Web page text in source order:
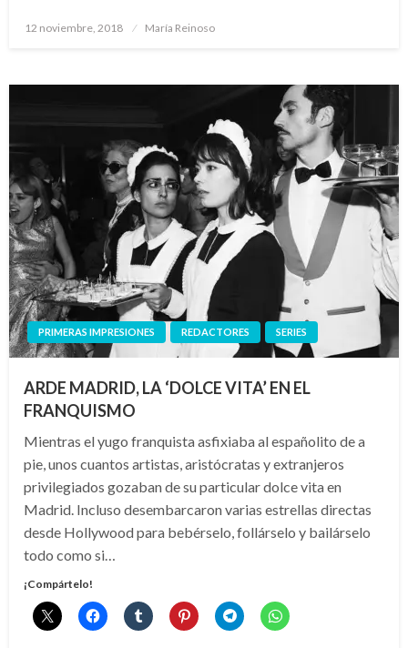
Publicado
12 noviembre, 2018 María Reinoso
PRIMERAS IMPRESIONES REDACTORES SERIES
ARDE MADRID, LA ‘DOLCE VITA’ EN EL
FRANQUISMO
Mientras el yugo franquista asfixiaba al españolito de a
pie, unos cuantos artistas, aristócratas y extranjeros
privilegiados gozaban de su particular dolce vita en
Madrid. Incluso desembarcaron varias estrellas directas
desde Hollywood para bebérselo, follárselo y bailárselo
todo como si…
¡Compártelo!